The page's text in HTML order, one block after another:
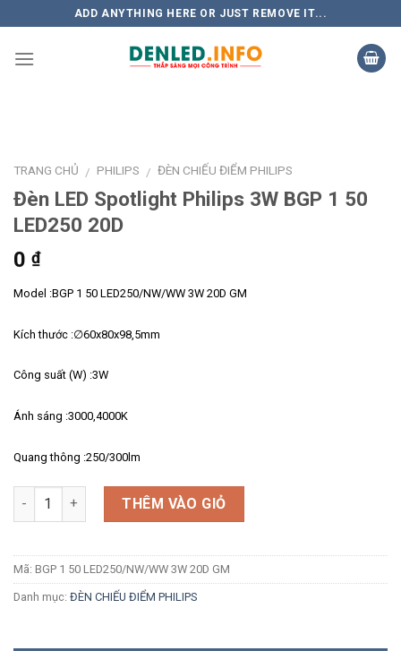
to
content
ADD ANYTHING HERE OR JUST REMOVE IT...
TRANG CHỦ / PHILIPS / ĐÈN CHIẾU ĐIỂM PHILIPS
Đèn LED Spotlight Philips 3W BGP 1 50
LED250 20D
0 ₫
Model :BGP 1 50 LED250/NW/WW 3W 20D GM
Kích thước :∅60x80x98,5mm
Công suất (W) :3W
Ánh sáng :3000,4000K
Quang thông :250/300lm
Số lượng THÊM VÀO GIỎ
Mã: BGP 1 50 LED250/NW/WW 3W 20D GM
Danh mục: ĐÈN CHIẾU ĐIỂM PHILIPS